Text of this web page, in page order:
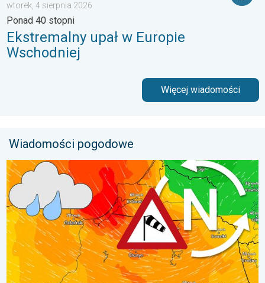
wtorek, 4 sierpnia 2026
Ponad 40 stopni
Ekstremalny upał w Europie
Wschodniej
Więcej wiadomości
Wiadomości pogodowe
Sztorm, ochłodzenie, wysokie fale, cofka. Niż nad Bałtykiem.